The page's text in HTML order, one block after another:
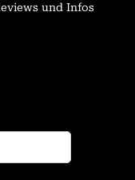
und Infos